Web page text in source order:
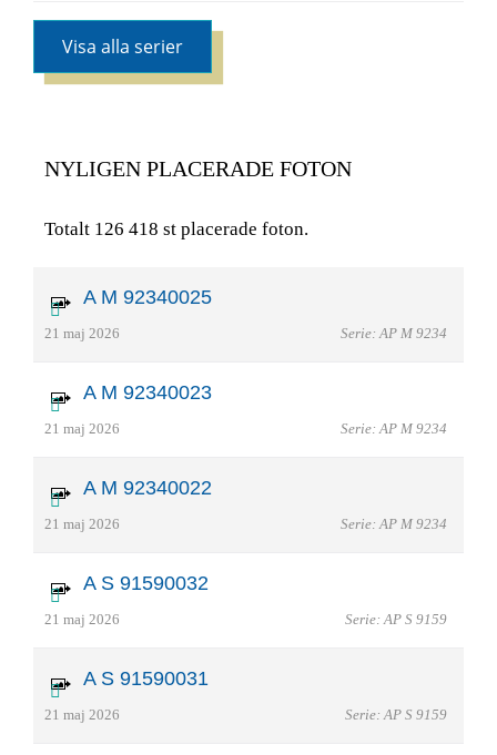
Visa alla serier
NYLIGEN PLACERADE FOTON
Totalt 126 418 st placerade foton.
A M 92340025
21 maj 2026 Serie: AP M 9234
A M 92340023
21 maj 2026 Serie: AP M 9234
A M 92340022
21 maj 2026 Serie: AP M 9234
A S 91590032
21 maj 2026 Serie: AP S 9159
A S 91590031
21 maj 2026 Serie: AP S 9159